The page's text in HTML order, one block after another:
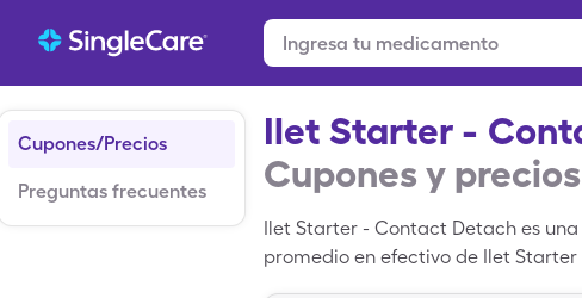
Cupones/Precios
Preguntas frecuentes
Ilet Starter -
Cupones y precios
Ilet Starter - Contact Detach es
promedio en efectivo de Ilet